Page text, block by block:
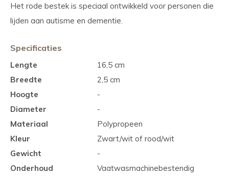
Het rode bestek is speciaal ontwikkeld voor personen die
lijden aan autisme en dementie.
Specificaties
Lengte
16,5 cm
Breedte
2,5 cm
Hoogte
-
Diameter
-
Materiaal
Polypropeen
Kleur
Zwart/wit of rood/wit
Gewicht
-
Onderhoud
Vaatwasmachinebestendig